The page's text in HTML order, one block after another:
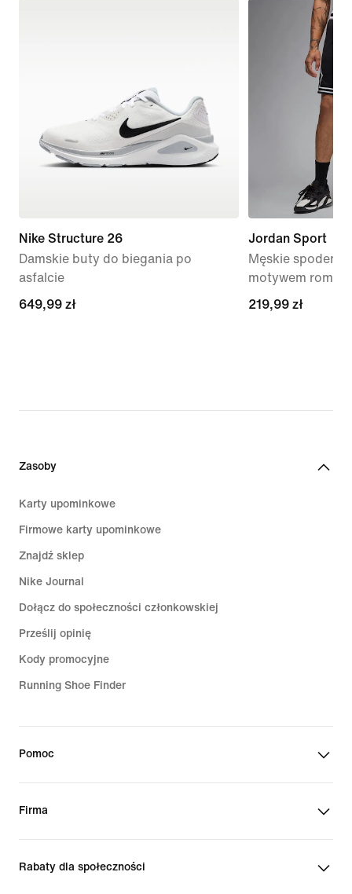
Nike Structure 26
Damskie buty do biegania po
asfalcie
649,99 zł
649,99 zł
Jordan Sport
Męskie
motywem rombu
219,99 zł
219,99 zł
Zasoby
Karty upominkowe
Firmowe karty upominkowe
Znajdź sklep
Nike Journal
Dołącz do społeczności członkowskiej
Prześlij opinię
Kody promocyjne
Running Shoe Finder
Pomoc
Firma
Rabaty dla społeczności